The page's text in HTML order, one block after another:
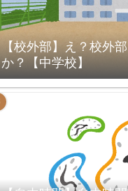
【校外部】え？校外
か？【中学校】